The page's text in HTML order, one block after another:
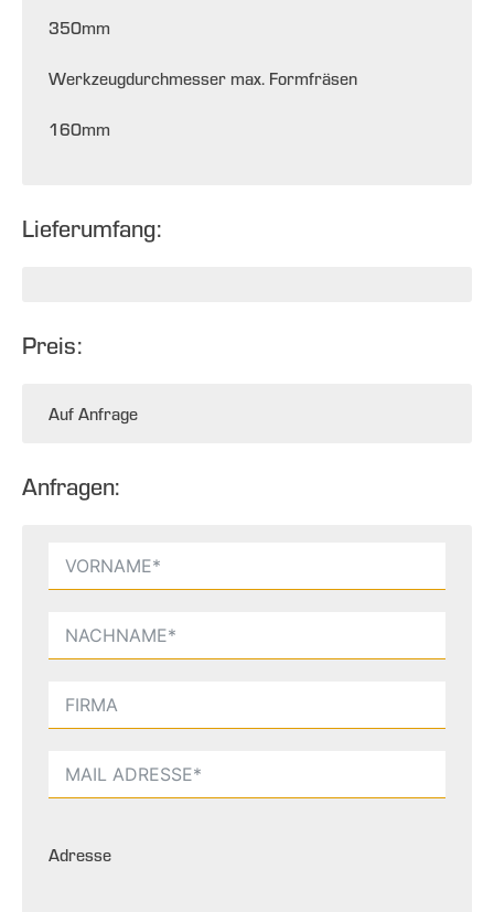
350mm
Werkzeugdurchmesser max. Formfräsen
160mm
Lieferumfang:
Preis:
Auf Anfrage
Anfragen:
Adresse